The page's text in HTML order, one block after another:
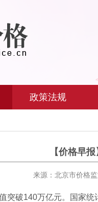
政策法规
【价格早
来源：北京市价格
突破140万亿元。国家